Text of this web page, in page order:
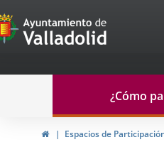
Portal
de
Participación
navegación
Participación
¿Cómo
InicioEspacios de